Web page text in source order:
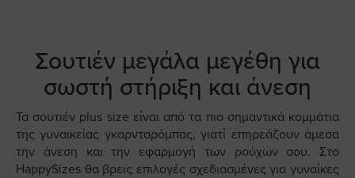
Σουτιέν μεγάλα μεγέθη για
σωστή στήριξη και άνεση
Τα σουτιέν plus size είναι από τα πιο σημαντικά κομμάτια
της γυναικείας γκαρνταρόμπας, γιατί επηρεάζουν άμεσα
την άνεση και την εφαρμογή των ρούχων σου. Στο
HappySizes θα βρεις επιλογές σχεδιασμένες για γυναίκες